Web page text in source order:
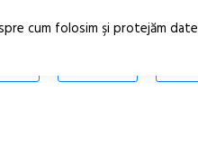
cum folosim şi protejăm